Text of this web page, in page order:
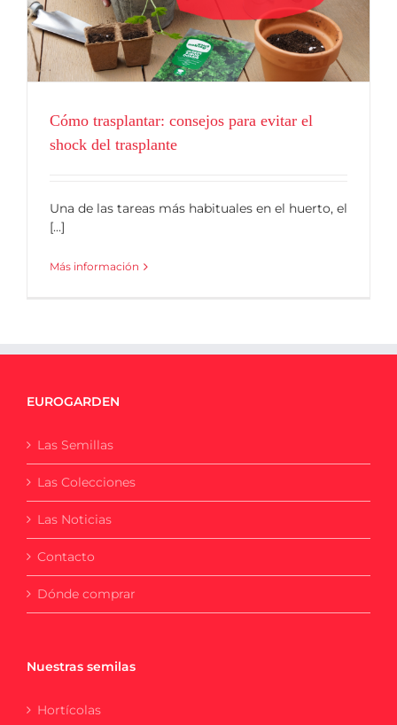
Cómo trasplantar: consejos para evitar el
shock del trasplante
Una de las tareas más habituales en el huerto, el
[...]
Más información
EUROGARDEN
Las Semillas
Las Colecciones
Las Noticias
Contacto
Dónde comprar
Nuestras semilas
Hortícolas